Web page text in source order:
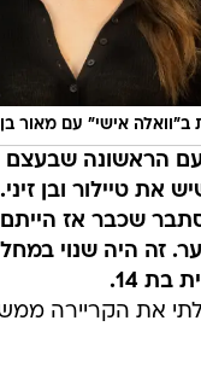
ב"וואלה אישי" עם מאור
הראשונה שבעצם
את טיילור ובן
שכבר אז
זה היה שנוי
בת 14.